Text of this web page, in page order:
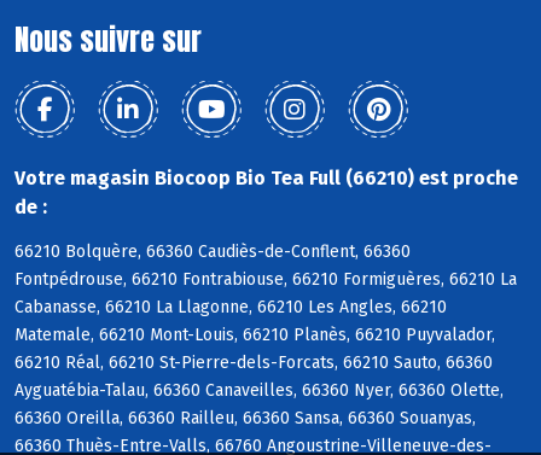
Nous suivre sur
Votre magasin Biocoop Bio Tea Full (66210) est proche
de :
66210 Bolquère, 66360 Caudiès-de-Conflent, 66360
Fontpédrouse, 66210 Fontrabiouse, 66210 Formiguères, 66210 La
Cabanasse, 66210 La Llagonne, 66210 Les Angles, 66210
Matemale, 66210 Mont-Louis, 66210 Planès, 66210 Puyvalador,
66210 Réal, 66210 St-Pierre-dels-Forcats, 66210 Sauto, 66360
Ayguatébia-Talau, 66360 Canaveilles, 66360 Nyer, 66360 Olette,
66360 Oreilla, 66360 Railleu, 66360 Sansa, 66360 Souanyas,
66360 Thuès-Entre-Valls, 66760 Angoustrine-Villeneuve-des-